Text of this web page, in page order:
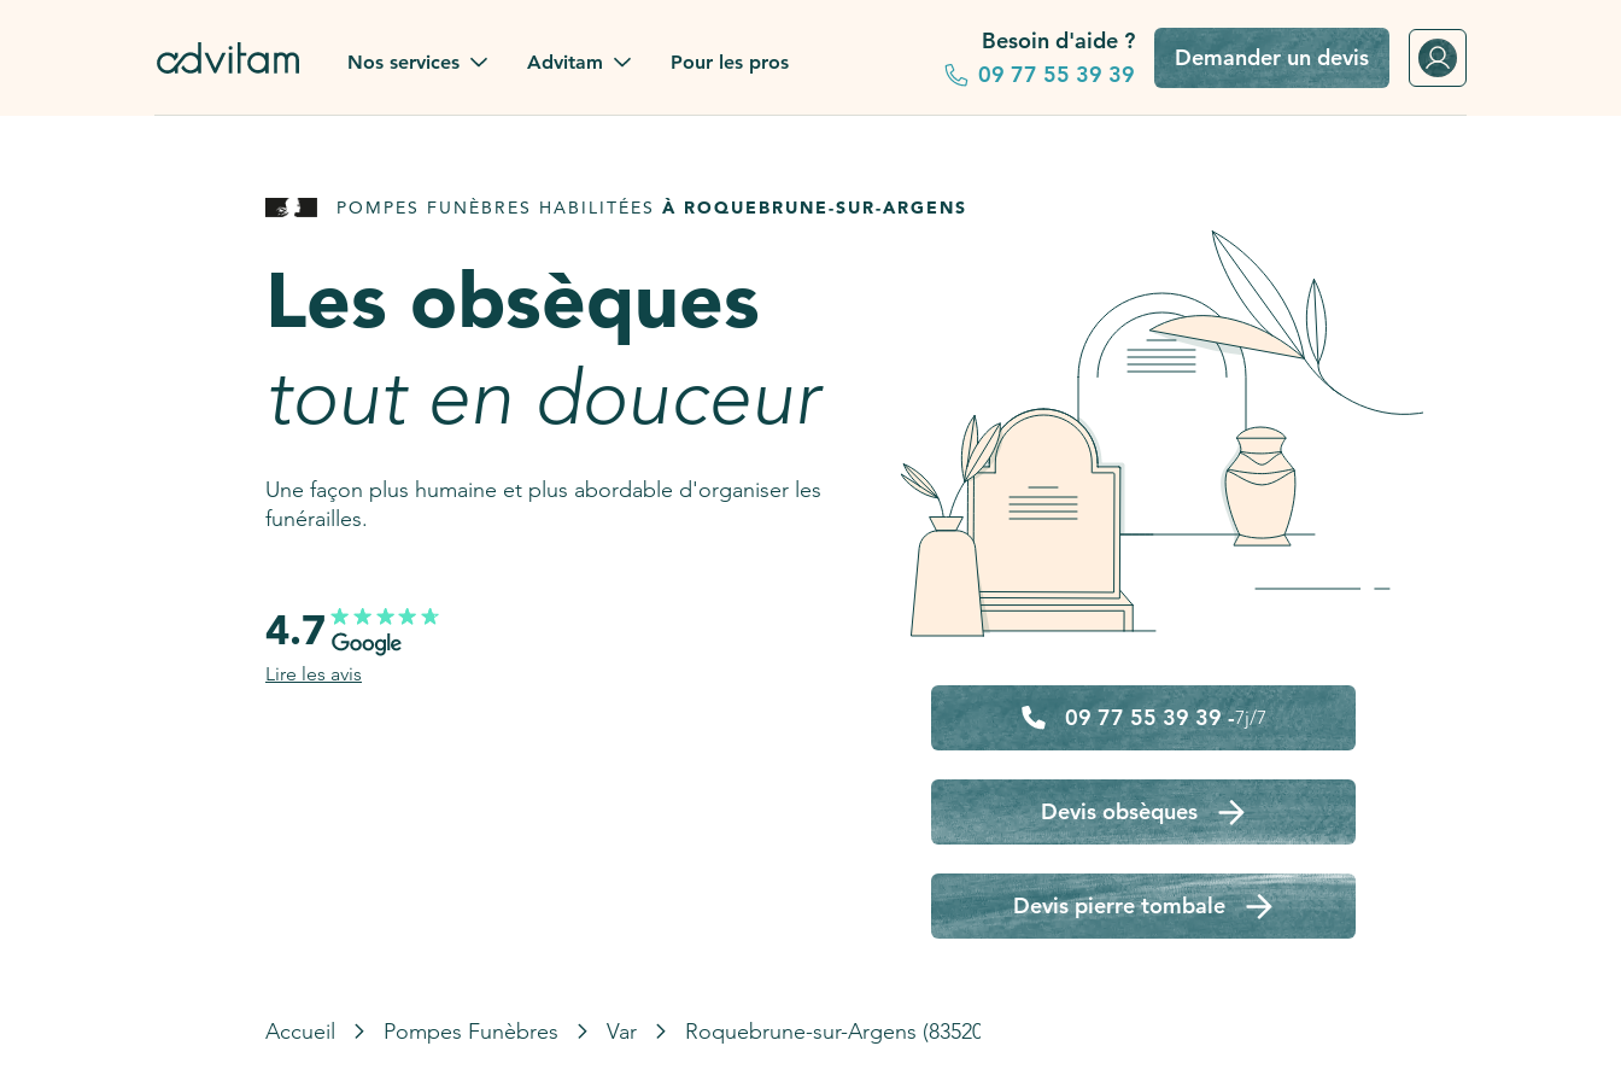
Nos services
Rapatriement à
Pierre tombale
AssistGPT
Nos services en plus
Advitam
Advitam dans la presse
Consultez notre FAQ
Pour les pros
Besoin d'aide ?
09 77 55 39 39
Demander un devis
POMPES FUNÈBRES HABILITÉES À ROQUEBRUNE-SUR-ARGENS
Les obsèques
tout en douceur
Une façon plus humaine et plus abordable d'organiser les
funérailles.
09 77 55 39 39 -7j/7
Devis obsèques
Devis pierre tombale
4.7
Lire les avis
Accueil Pompes Funèbres Var Roquebrune-sur-Argens (83520)